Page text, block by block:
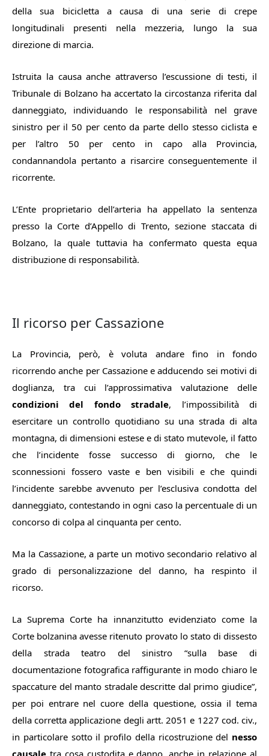
della sua bicicletta a causa di una serie di crepe
longitudinali presenti nella mezzeria, lungo la sua
direzione di marcia.
Istruita la causa anche attraverso l’escussione di testi, il
Tribunale di Bolzano ha accertato la circostanza riferita dal
danneggiato, individuando le responsabilità nel grave
sinistro per il 50 per cento da parte dello stesso ciclista e
per l’altro 50 per cento in capo alla Provincia,
condannandola pertanto a risarcire conseguentemente il
ricorrente.
L’Ente proprietario dell’arteria ha appellato la sentenza
presso la Corte d’Appello di Trento, sezione staccata di
Bolzano, la quale tuttavia ha confermato questa equa
distribuzione di responsabilità.
Il ricorso per Cassazione
La Provincia, però, è voluta andare fino in fondo
ricorrendo anche per Cassazione e adducendo sei motivi di
doglianza, tra cui l’approssimativa valutazione delle
condizioni del fondo stradale, l’impossibilità di
esercitare un controllo quotidiano su una strada di alta
montagna, di dimensioni estese e di stato mutevole, il fatto
che l’incidente fosse successo di giorno, che le
sconnessioni fossero vaste e ben visibili e che quindi
l’incidente sarebbe avvenuto per l’esclusiva condotta del
danneggiato, contestando in ogni caso la percentuale di un
concorso di colpa al cinquanta per cento.
Ma la Cassazione, a parte un motivo secondario relativo al
grado di personalizzazione del danno, ha respinto il
ricorso.
La Suprema Corte ha innanzitutto evidenziato come la
Corte bolzanina avesse ritenuto provato lo stato di dissesto
della strada teatro del sinistro “sulla base di
documentazione fotografica raffigurante in modo chiaro le
spaccature del manto stradale descritte dal primo giudice”,
per poi entrare nel cuore della questione, ossia il tema
della corretta applicazione degli artt. 2051 e 1227 cod. civ.,
in particolare sotto il profilo della ricostruzione del nesso
causale tra cosa custodita e danno, anche in relazione al